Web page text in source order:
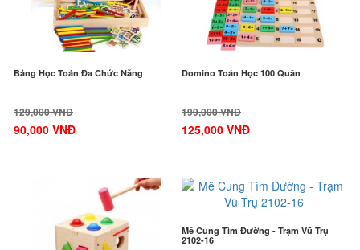
Bảng Học Toán Đa Chức Năng
129,000 VNĐ
90,000 VNĐ
Domino Toán Học 100 Quân
199,000 VNĐ
125,000 VNĐ
Mê Cung Tìm Đường - Trạm Vũ Trụ
2102-16